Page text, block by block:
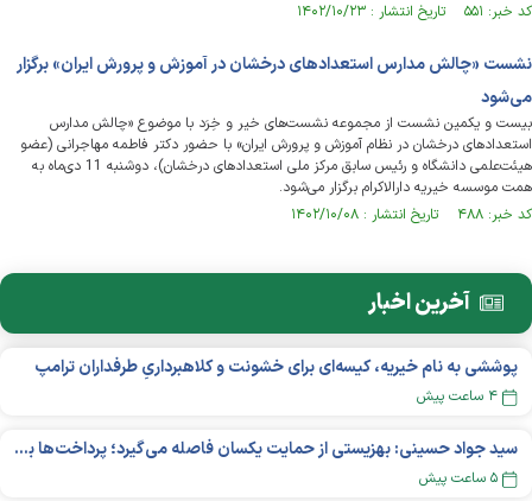
کد خبر: ۵۵۱ تاریخ انتشار : ۱۴۰۲/۱۰/۲۳
نشست «چالش مدارس استعدادهای درخشان در آموزش‌ و پرورش ایران» برگزار
می‌شود
بیست و یکمین نشست از مجموعه نشست‌های خیر و خِرَد با موضوع «چالش مدارس
استعدادهای درخشان در نظام آموزش و پرورش ایران» با حضور دکتر فاطمه مهاجرانی (عضو
هیئت‌علمی دانشگاه و رئیس سابق مرکز ملی استعدادهای درخشان)، دوشنبه 11 دی‌ماه به
همت موسسه خیریه دارالاکرام برگزار می‌شود.
کد خبر: ۴۸۸ تاریخ انتشار : ۱۴۰۲/۱۰/۰۸
آخرین اخبار
پوششی به نام خیریه، کیسه‌ای برای خشونت و کلاهبرداریِ طرفداران ترامپ
۴ ساعت پیش
سید جواد حسینی: بهزیستی از حمایت یکسان فاصله می‌گیرد؛ پرداخت‌ها بر اساس نوع معلولیت و میزان نیاز تغییر می‌کند
۵ ساعت پیش